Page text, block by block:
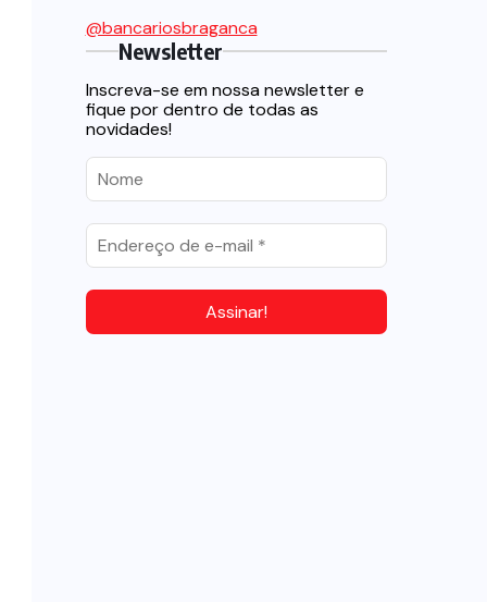
@bancariosbraganca
Newsletter
Inscreva-se em nossa newsletter e
fique por dentro de todas as
novidades!